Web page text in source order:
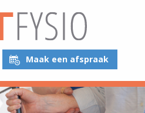
Maak een afspraak